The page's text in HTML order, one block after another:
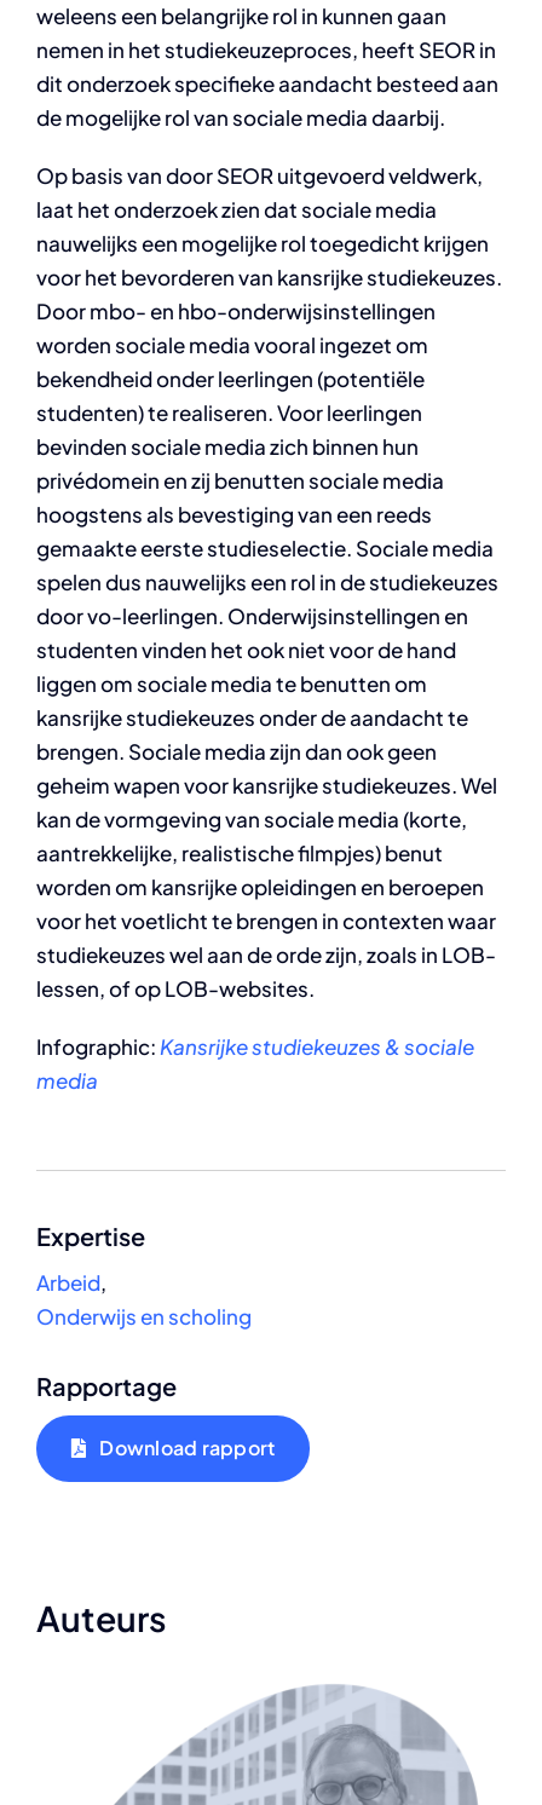
weleens een belangrijke rol in kunnen gaan
nemen in het studiekeuzeproces, heeft SEOR in
dit onderzoek specifieke aandacht besteed aan
de mogelijke rol van sociale media daarbij.
Op basis van door SEOR uitgevoerd veldwerk,
laat het onderzoek zien dat sociale media
nauwelijks een mogelijke rol toegedicht krijgen
voor het bevorderen van kansrijke studiekeuzes.
Door mbo- en hbo-onderwijsinstellingen
worden sociale media vooral ingezet om
bekendheid onder leerlingen (potentiële
studenten) te realiseren. Voor leerlingen
bevinden sociale media zich binnen hun
privédomein en zij benutten sociale media
hoogstens als bevestiging van een reeds
gemaakte eerste studieselectie. Sociale media
spelen dus nauwelijks een rol in de studiekeuzes
door vo-leerlingen. Onderwijsinstellingen en
studenten vinden het ook niet voor de hand
liggen om sociale media te benutten om
kansrijke studiekeuzes onder de aandacht te
brengen. Sociale media zijn dan ook geen
geheim wapen voor kansrijke studiekeuzes. Wel
kan de vormgeving van sociale media (korte,
aantrekkelijke, realistische filmpjes) benut
worden om kansrijke opleidingen en beroepen
voor het voetlicht te brengen in contexten waar
studiekeuzes wel aan de orde zijn, zoals in LOB-
lessen, of op LOB-websites.
Infographic: Kansrijke studiekeuzes & sociale
media
Expertise
Arbeid,
Onderwijs en scholing
Rapportage
Download rapport
Auteurs